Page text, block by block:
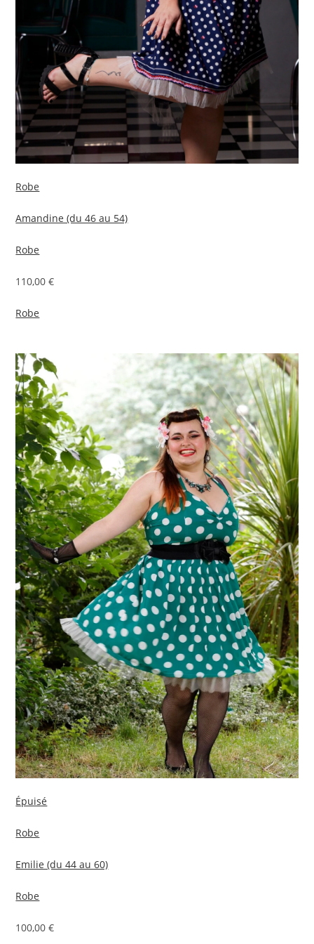
Robe
Amandine (du 46 au 54)
Robe
110,00 €
Robe
Épuisé
Robe
Emilie (du 44 au 60)
Robe
100,00 €